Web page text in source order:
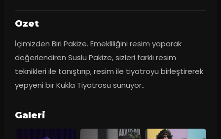
Ozet
İçimizden Biri Pakize. Emekliliğini resim yaparak
değerlendiren Süslü Pakize, sizleri farklı resim
teknikleri ile tanıştırıp, resim ile tiyatroyu birleştirerek
yepyeni bir Kukla Tiyatrosu sunuyor..
Galeri